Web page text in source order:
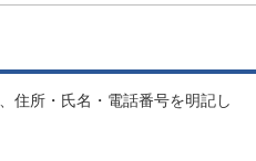
住所・氏名・電話番号を明記し